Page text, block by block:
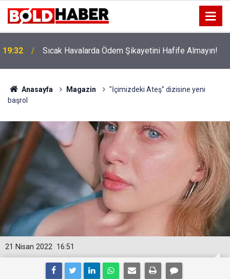
19:32 Sıcak Havalarda Ödem Şikayetini Hafife Almayın!
Anasayfa Magazin
"İçimizdeki Ateş" dizisine yeni
başrol
16:51
21 Nisan 2022